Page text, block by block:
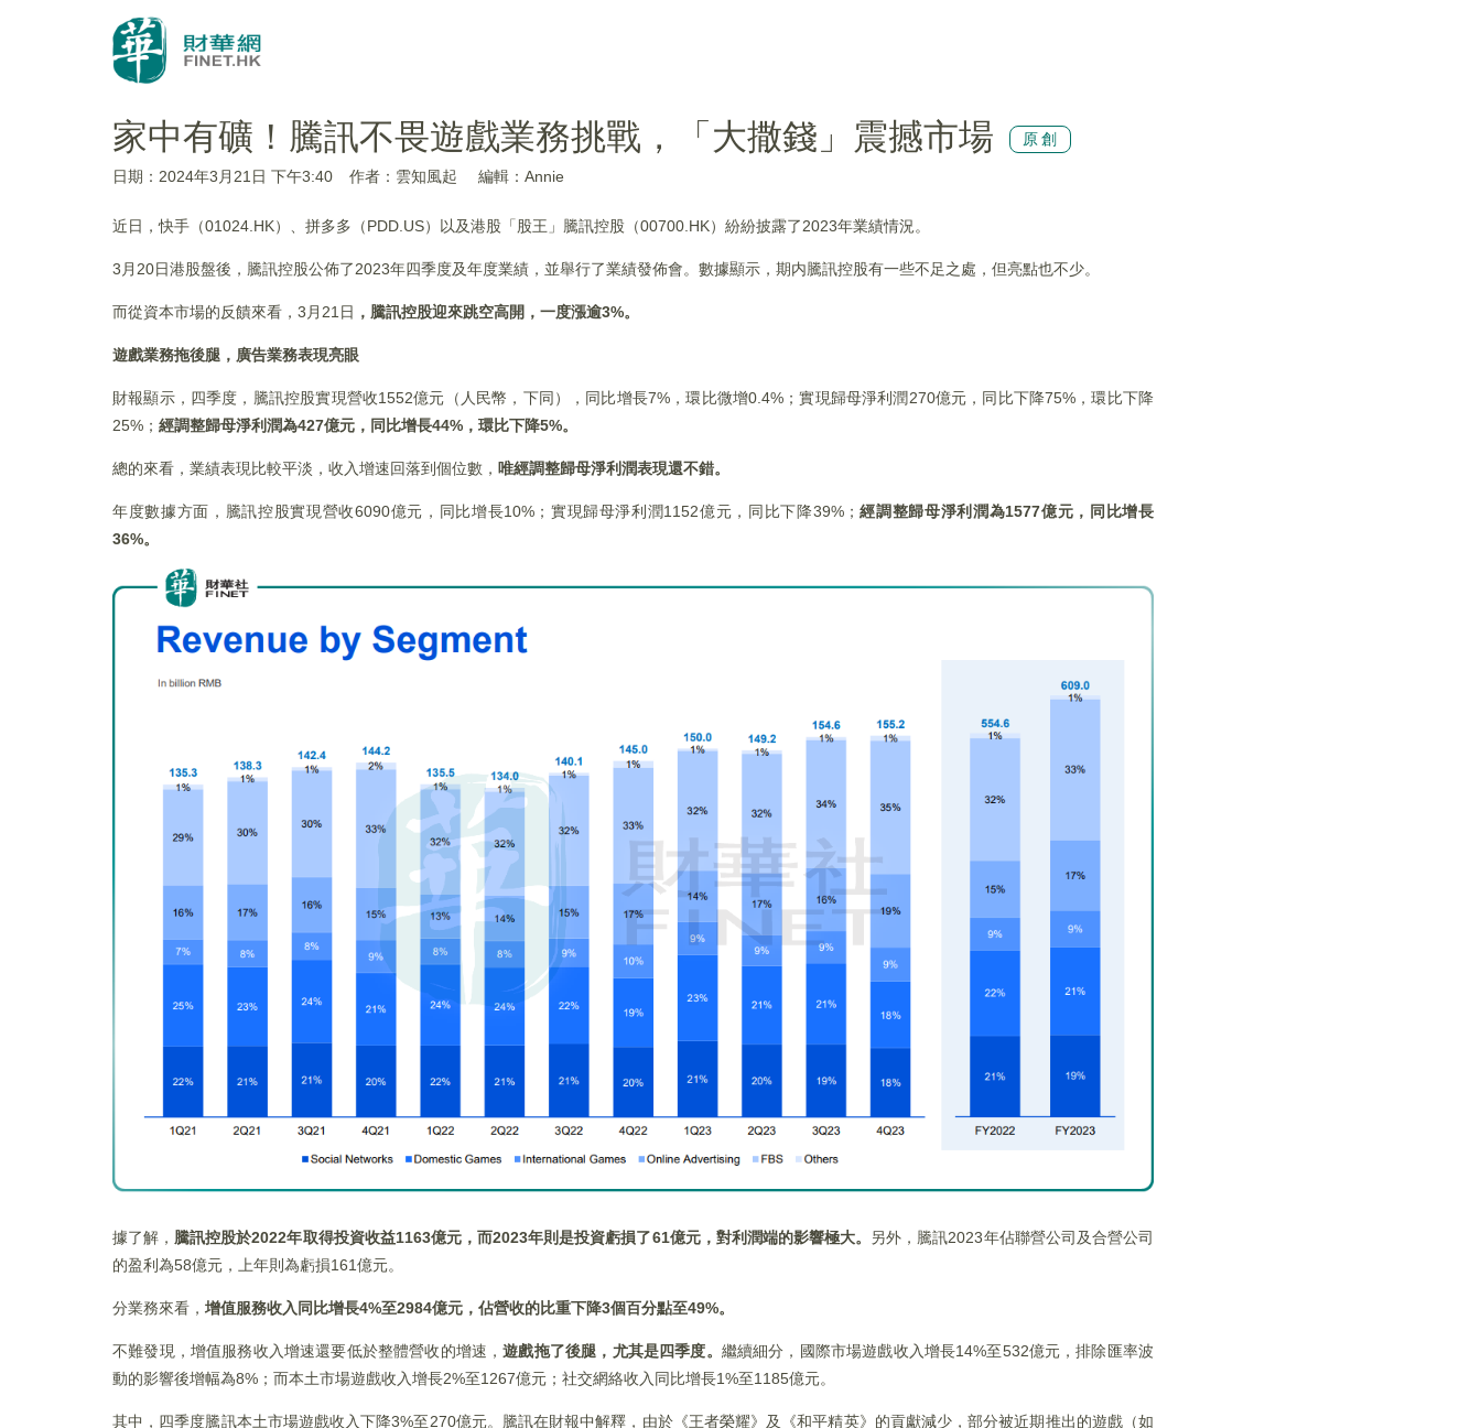
家中有礦！騰訊不畏遊戲業務挑戰，「大撒錢」震撼市場 原創
日期：2024年3月21日 下午3:40 作者：雲知風起 編輯：Annie
近日，快手（01024.HK）、拼多多（PDD.US）以及港股「股王」騰訊控股（00700.HK）紛紛披露了2023年業績情況。
3月20日港股盤後，騰訊控股公佈了2023年四季度及年度業績，並舉行了業績發佈會。數據顯示，期内騰訊控股有一些不足之處，但亮點也不少。
而從資本市場的反饋來看，3月21日 ，騰訊控股迎來跳空高開，一度漲逾3%。
遊戲業務拖後腿，廣告業務表現亮眼
財報顯示，四季度，騰訊控股實現營收1552億元（人民幣，下同），同比增長7%，環比微增0.4%；實現歸母淨利潤270億元，同比下降75%，環比下降
25%； 經調整歸母淨利潤為427億元，同比增長44%，環比下降5%。
總的來看，業績表現比較平淡，收入增速回落到個位數， 唯經調整歸母淨利潤表現還不錯。
年度數據方面，騰訊控股實現營收6090億元，同比增長10%；實現歸母淨利潤1152億元，同比下降39%； 經調整歸母淨利潤為1577億元，同比增長
36%。
據了解， 騰訊控股於2022年取得投資收益1163億元，而2023年則是投資虧損了61億元，對利潤端的影響極大。
另外，騰訊2023年佔聯營公司及合營公司
的盈利為58億元，上年則為虧損161億元。
分業務來看， 增值服務收入同比增長4%至2984億元，佔營收的比重下降3個百分點至49%。
不難發現，增值服務收入增速還要低於整體營收的增速，遊戲拖了後腿，尤其是四季度。 繼續細分，國際市場遊戲收入增長14%至532億元，排除匯率波
動的影響後增幅為8%；而本土市場遊戲收入增長2%至1267億元；社交網絡收入同比增長1%至1185億元。
其中，四季度騰訊本土市場遊戲收入下降3%至270億元。騰訊在財報中解釋，由於《王者榮耀》及《和平精英》的貢獻減少，部分被近期推出的遊戲（如